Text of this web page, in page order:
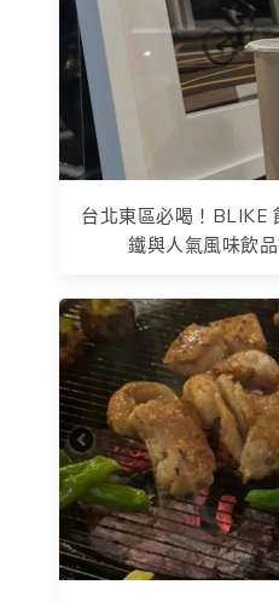
台北東區必喝！BLIKE
鐵與人氣風味飲